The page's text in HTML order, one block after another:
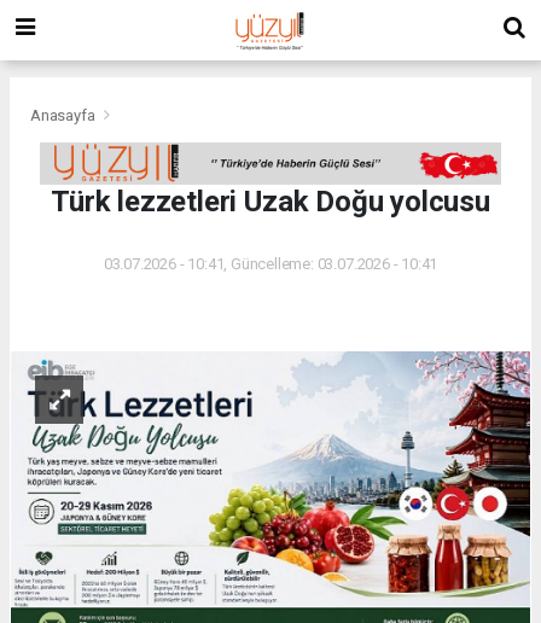
Anasayfa
Türk lezzetleri Uzak Doğu yolcusu
03.07.2026 - 10:41, Güncelleme: 03.07.2026 - 10:41